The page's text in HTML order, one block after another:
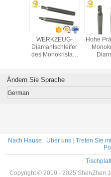
WERKZEUG-
Diamantschleifer
des Monokristall-
Drehenfür Verkauf
Hohe
Ändern Sie Sprache
German
Nach Hause | Über uns | Treten Sie
Copyright © 2019 - 2025 ShenZhen